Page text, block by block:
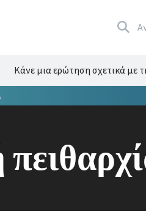
Κάνε μια ερώτηση σχετικά με